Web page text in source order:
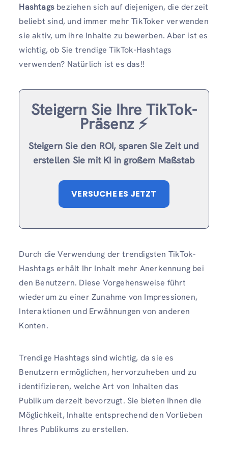
Hashtags beziehen sich auf diejenigen, die derzeit
beliebt sind, und immer mehr TikToker verwenden
sie aktiv, um ihre Inhalte zu bewerben. Aber ist es
wichtig, ob Sie trendige TikTok-Hashtags
verwenden? Natürlich ist es das!!
Steigern Sie Ihre TikTok-
Präsenz ⚡️
Steigern Sie den ROI, sparen Sie Zeit und
erstellen Sie mit KI in großem Maßstab
VERSUCHE ES JETZT
Durch die Verwendung der trendigsten TikTok-
Hashtags erhält Ihr Inhalt mehr Anerkennung bei
den Benutzern. Diese Vorgehensweise führt
wiederum zu einer Zunahme von Impressionen,
Interaktionen und Erwähnungen von anderen
Konten.
Trendige Hashtags sind wichtig, da sie es
Benutzern ermöglichen, hervorzuheben und zu
identifizieren, welche Art von Inhalten das
Publikum derzeit bevorzugt. Sie bieten Ihnen die
Möglichkeit, Inhalte entsprechend den Vorlieben
Ihres Publikums zu erstellen.